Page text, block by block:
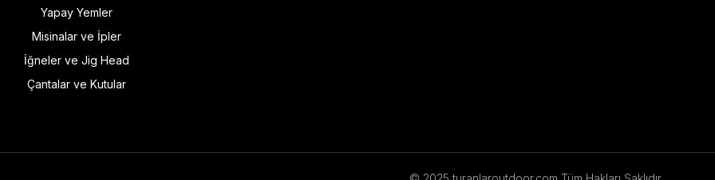
Yapay Yemler
Misinalar ve İpler
İğneler ve Jig Head
Çantalar ve Kutular